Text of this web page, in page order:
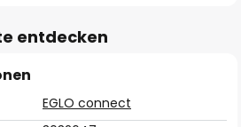
entdecken
EGLO connect